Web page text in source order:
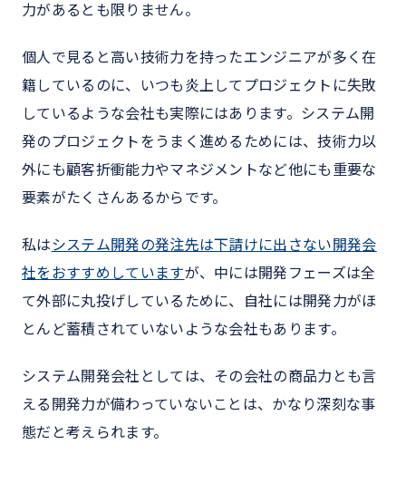
力があるとも限りません。
個人で見ると高い技術力を持ったエンジニアが多く在
籍しているのに、いつも炎上してプロジェクトに失敗
しているような会社も実際にはあります。システム開
発のプロジェクトをうまく進めるためには、技術力以
外にも顧客折衝能力やマネジメントなど他にも重要な
要素がたくさんあるからです。
私はシステム開発の発注先は下請けに出さない開発会
社をおすすめしていますが、中には開発フェーズは全
て外部に丸投げしているために、自社には開発力がほ
とんど蓄積されていないような会社もあります。
システム開発会社としては、その会社の商品力とも言
える開発力が備わっていないことは、かなり深刻な事
態だと考えられます。